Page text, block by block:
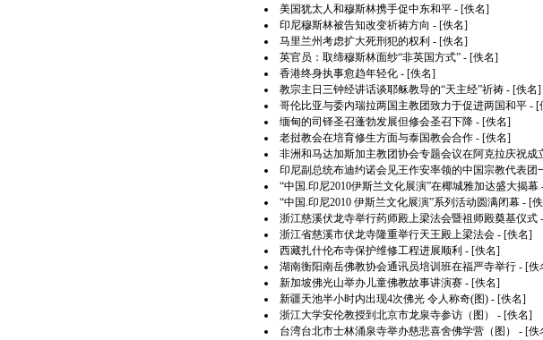
美国犹太人和穆斯林携手促中东和平 - [佚名]
印尼穆斯林被告知改变祈祷方向 - [佚名]
马里兰州考虑扩大死刑犯的权利 - [佚名]
英官员：取缔穆斯林面纱“非英国方式” - [佚名]
香港终身执事愈趋年轻化 - [佚名]
教宗主日三钟经讲话谈耶稣教导的“天主经”祈祷 - [佚名]
哥伦比亚与委内瑞拉两国主教团致力于促进两国和平 - [
缅甸的司铎圣召蓬勃发展但修会圣召下降 - [佚名]
老挝教会在培育修生方面与泰国教会合作 - [佚名]
非洲和马达加斯加主教团协会专题会议在阿克拉庆祝成
印尼副总统布迪约诺会见王作安率领的中国宗教代表团
“中国.印尼2010伊斯兰文化展演”在椰城雅加达盛大揭幕
“中国.印尼2010 伊斯兰文化展演”系列活动圆满闭幕 - [
浙江慈溪伏龙寺举行药师殿上梁法会暨祖师殿奠基仪式
浙江省慈溪市伏龙寺隆重举行天王殿上梁法会 - [佚名]
西藏扎什伦布寺保护维修工程进展顺利 - [佚名]
湖南衡阳南岳佛教协会通讯员培训班在福严寺举行 - [佚
新加坡佛光山举办儿童佛教故事讲演赛 - [佚名]
新疆天池半小时内出现4次佛光 令人称奇(图) - [佚名]
浙江大学安伦教授到北京市龙泉寺参访（图）
- [佚名]
台湾台北市士林涌泉寺举办慈悲喜舍佛学营（图）
- [佚